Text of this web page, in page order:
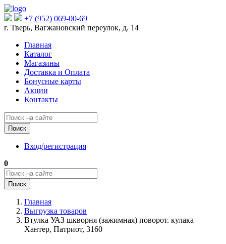
+7 (952) 069-00-69
г. Тверь, Вагжановский переулок, д. 14
Главная
Каталог
Магазины
Доставка и Оплата
Бонусные карты
Акции
Контакты
Поиск
Вход/регистрация
0
Поиск
Главная
Выгрузка товаров
Втулка УАЗ шкворня (зажимная) поворот. кулака
Хантер, Патриот, 3160